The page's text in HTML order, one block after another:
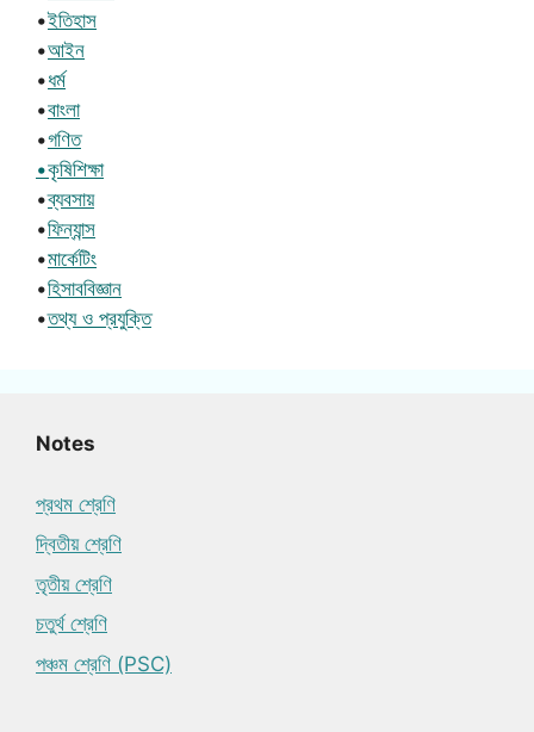
•ইতিহাস
•আইন
•ধর্ম
•বাংলা
•গণিত
•কৃষিশিক্ষা
•ব্যবসায়
•ফিন্যান্স
•মার্কেটিং
•হিসাববিজ্ঞান
•তথ্য ও প্রযুক্তি
Notes
প্রথম শ্রেণি
দ্বিতীয় শ্রেণি
তৃতীয় শ্রেণি
চতুর্থ শ্রেণি
পঞ্চম শ্রেণি (PSC)